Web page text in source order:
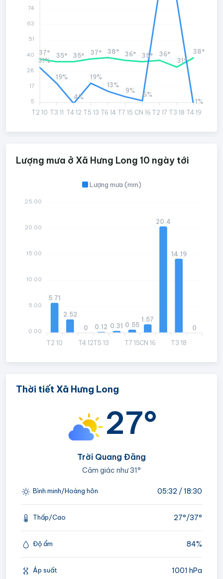
T2 10 T3 11 T4 12 T5 13 T6 14 T7 15 CN 16 T2 17 T3 18 T4 19
37° 35° 35° 37° 38° 36° 35°
36°
31°
38°
31%
19%
4%
19%
13%
9%
6%
1%
74
63
51
40
28
17
5
Lượng mưa ở Xã Hưng Long 10 ngày tới
Lượng mưa (mm)
T2 10 T4 12T5 13 T7 15CN 16 T3 18
5.71
2.52
0
0.12 0.31 0.55
1.57
20.4
14.19
0
25.00
20.00
15.00
10.00
5.00
0.00
Thời tiết Xã Hưng Long
27°
Trời Quang Đãng
Cảm giác như31°
Bình minh/Hoàng hôn 05:32 / 18:30
Thấp/Cao 27°/37°
Độ ẩm 84%
Áp suất 1001 hPa